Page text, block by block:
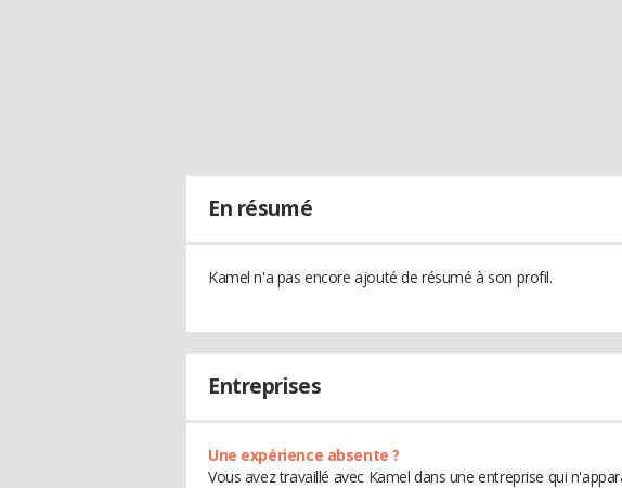
En résumé
Kamel n'a pas encore ajouté de résumé à son profil.
Entreprises
Une expérience absente ?
Vous avez travaillé avec Kamel dans une entreprise qui